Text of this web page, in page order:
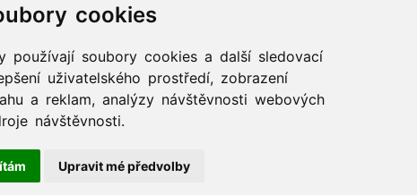
cookies
používají soubory cookies a další sledovací
uživatelského prostředí, zobrazení
a reklam, analýzy návštěvnosti webových
návštěvnosti.
Upravit mé předvolby